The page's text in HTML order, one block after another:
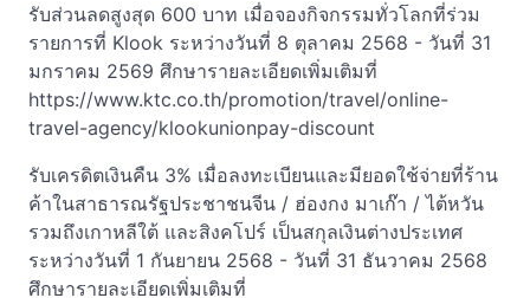
รับส่วนลดสูงสุด 600 บาท เมื่อจองกิจกรรมทั่วโลกที่ร่วม
รายการที่ Klook ระหว่างวันที่ 8 ตุลาคม 2568 - วันที่ 31
มกราคม 2569 ศึกษารายละเอียดเพิ่มเติมที่
https://www.ktc.co.th/promotion/travel/online-
travel-agency/klookunionpay-discount
รับเครดิตเงินคืน 3% เมื่อลงทะเบียนและมียอดใช้จ่ายที่ร้าน
ค้าในสาธารณรัฐประชาชนจีน / ฮ่องกง มาเก๊า / ไต้หวัน
รวมถึงเกาหลีใต้ และสิงคโปร์ เป็นสกุลเงินต่างประเทศ
ระหว่างวันที่ 1 กันยายน 2568 - วันที่ 31 ธันวาคม 2568
ศึกษารายละเอียดเพิ่มเติมที่